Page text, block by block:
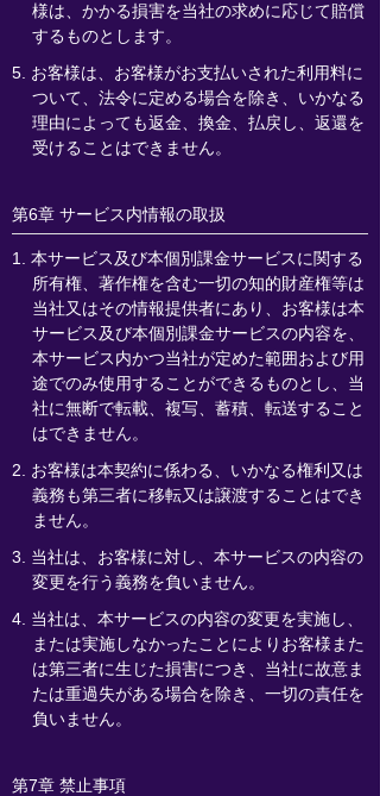
様は、かかる損害を当社の求めに応じて賠償
するものとします。
5. お客様は、お客様がお支払いされた利用料に
ついて、法令に定める場合を除き、いかなる
理由によっても返金、換金、払戻し、返還を
受けることはできません。
第6章 サービス内情報の取扱
1. 本サービス及び本個別課金サービスに関する
所有権、著作権を含む一切の知的財産権等は
当社又はその情報提供者にあり、お客様は本
サービス及び本個別課金サービスの内容を、
本サービス内かつ当社が定めた範囲および用
途でのみ使用することができるものとし、当
社に無断で転載、複写、蓄積、転送すること
はできません。
2. お客様は本契約に係わる、いかなる権利又は
義務も第三者に移転又は譲渡することはでき
ません。
3. 当社は、お客様に対し、本サービスの内容の
変更を行う義務を負いません。
4. 当社は、本サービスの内容の変更を実施し、
または実施しなかったことによりお客様また
は第三者に生じた損害につき、当社に故意ま
たは重過失がある場合を除き、一切の責任を
負いません。
第7章 禁止事項